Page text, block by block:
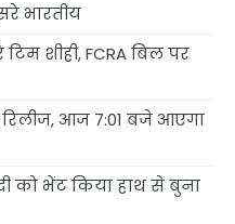
भारतीय
शीही, FCRA बिल पर
रिलीज, आज 7:01 बजे आएगा
को भेंट किया हाथ से बुना